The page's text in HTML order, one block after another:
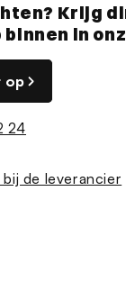
Krijg
binnen in
op
24
bij de leverancier